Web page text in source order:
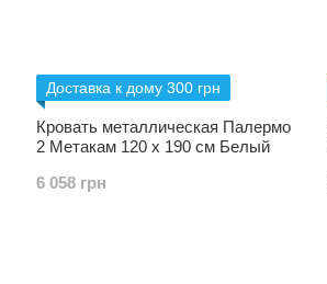
Доставка к дому 300 грн
Кровать металлическая Палермо
2 Метакам 120 х 190 см Белый
6 058 грн